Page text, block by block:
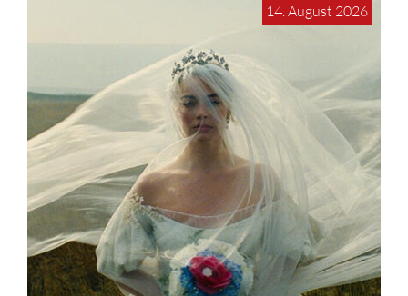
14. August 2026